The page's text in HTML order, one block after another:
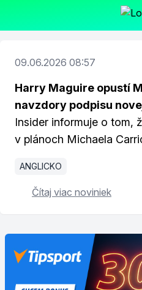
09.06.2026 08:57
Harry Maguire opustí
navzdory podpisu
Insider informuje o tom,
v plánoch Michaela
ANGLICKO
Čítaj viac noviniek